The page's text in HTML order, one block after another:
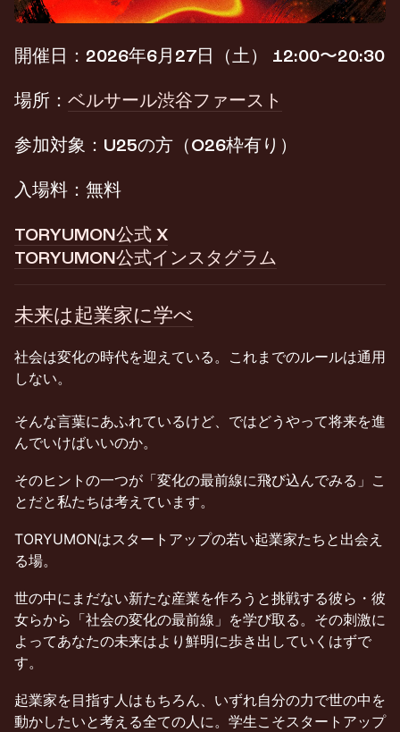
​開催日：2026年6月27日（土） 12:00〜20:30
​場所： ベルサール渋谷ファースト
​​​参加対象：U25の方（O26枠有り）
​​​入場料：無料
TORYUMON公式 X
TORYUMON公式インスタグラム
未来は起業家に学べ
社会は変化の時代を迎えている。これまでのルールは通用
しない。
そんな言葉にあふれているけど、ではどうやって将来を進
んでいけばいいのか。
そのヒントの一つが「変化の最前線に飛び込んでみる」こ
とだと私たちは考えています。
TORYUMONはスタートアップの若い起業家たちと出会え
る場。
世の中にまだない新たな産業を作ろうと挑戦する彼ら・彼
女らから「社会の変化の最前線」を学び取る。その刺激に
よってあなたの未来はより鮮明に歩き出していくはずで
す。
起業家を目指す人はもちろん、いずれ自分の力で世の中を
動かしたいと考える全ての人に。学生こそスタートアップ